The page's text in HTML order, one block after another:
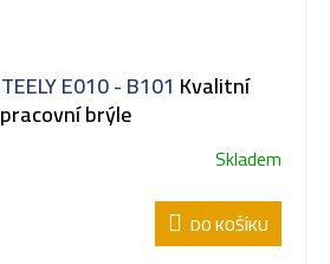
E010 - B101 Kvalitní
pracovní brýle
Skladem
DO KOŠÍKU